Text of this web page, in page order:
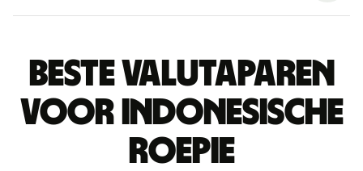
Beste valutaparen
voor Indonesische
roepie